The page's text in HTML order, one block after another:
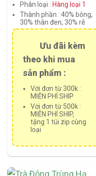
out of 5
based on
customer
ratings
Phân loại : Hàng loại 1
Thành phần : 40% bông,
30% thân đen, 30% rễ
Ưu đãi kèm
theo khi mua
sản phẩm :
Với đơn từ 300k :
MIỄN PHÍ SHIP
Với đơn từ 500k :
MIỄN PHÍ SHIP,
tặng 1 túi zip cùng
loại